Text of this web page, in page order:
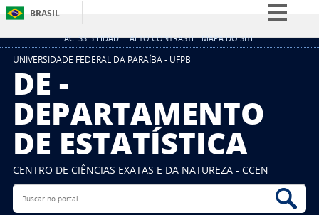
ACESSIBILIDADE ALTO CONTRASTE MAPA DO SITE
BRASIL
Simplifique!
Acesso à informação
Legislação
Canais
UNIVERSIDADE FEDERAL DA PARAÍBA - UFPB
DE -
DEPARTAMENTO
DE ESTATÍSTICA
CENTRO DE CIÊNCIAS EXATAS E DA NATUREZA - CCEN
Buscar no portal